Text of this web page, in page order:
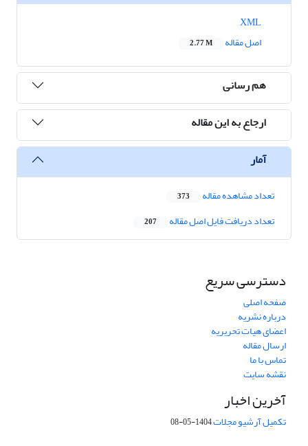
اصل مقاله
2.77 M
هم رسانی
ارجاع به این مقاله
آمار
تعداد مشاهده مقاله 373
تعداد دریافت فایل اصل مقاله 207
دسترسی سریع
صفحه اصلی
درباره نشریه
اعضای هیات تحریریه
ارسال مقاله
تماس با ما
نقشه سایت
آخرین اخبار
تکمیل آرشیو مجلات1404-05-08